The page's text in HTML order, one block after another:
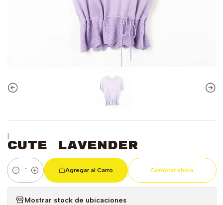
|
Cute Lavender
Cantidad
Agregar al Carro Comprar ahora
Mostrar stock de ubicaciones